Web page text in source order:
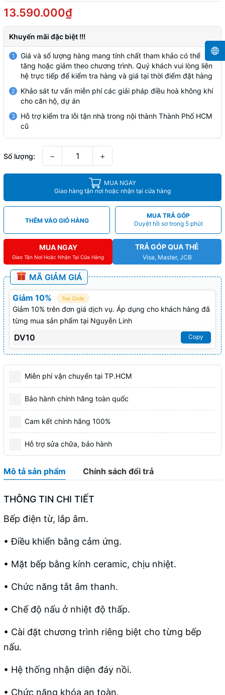
13.590.000₫
Khuyến mãi đặc biệt !!!
1
Giá và số lượng hàng mang tính chất tham khảo có thể
tăng hoặc giảm theo chương trình. Quý khách vui lòng liên
hệ trực tiếp để kiểm tra hàng và giá tại thời điểm đặt hàng
2
Khảo sát tư vấn miễn phí các giải pháp điều hoà không khí
cho căn hộ, dự án
3
Hỗ trợ kiểm tra lỗi tận nhà trong nội thành Thành Phố HCM
cũ
Số lượng: − +
MUA NGAY
Giao hàng tận nơi hoặc nhận tại cửa hàng
THÊM VÀO GIỎ HÀNG
MUA TRẢ GÓP
Duyệt hồ sơ trong 5 phút
MUA NGAY
Giao Tận Nơi Hoặc Nhận Tại Cửa Hàng
TRẢ GÓP QUA THẺ
Visa, Master, JCB
MÃ GIẢM GIÁ
Giảm 10% Top Code
Giảm 10% trên đơn giá dịch vụ. Áp dụng cho khách hàng đã
từng mua sản phẩm tại Nguyễn Linh
DV10 Copy
Miễn phí vận chuyển tại TP.HCM
Bảo hành chính hãng toàn quốc
Cam kết chính hãng 100%
Hỗ trợ sửa chữa, bảo hành
Mô tả sản phẩm Chính sách đổi trả
THÔNG TIN CHI TIẾT
Bếp điện từ, lắp âm.
• Điều khiển bằng cảm ứng.
• Mặt bếp bằng kính ceramic, chịu nhiệt.
• Chức năng tắt âm thanh.
• Chế độ nấu ở nhiệt độ thấp.
• Cài đặt chương trình riêng biệt cho từng bếp
nấu.
• Hệ thống nhận diện đáy nồi.
• Chức năng khóa an toàn.